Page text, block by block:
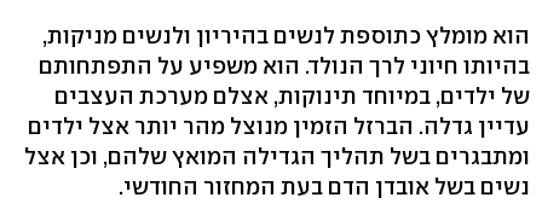
הוא מומלץ כתוספת לנשים בהיריון ולנשים מניקות,
בהיותו חיוני לרך הנולד. הוא משפיע על התפתחותם
של ילדים, במיוחד תינוקות, אצלם מערכת העצבים
עדיין גדלה. הברזל הזמין מנוצל מהר יותר אצל ילדים
ומתבגרים בשל תהליך הגדילה המואץ שלהם, וכן אצל
נשים בשל אובדן הדם בעת המחזור החודשי.